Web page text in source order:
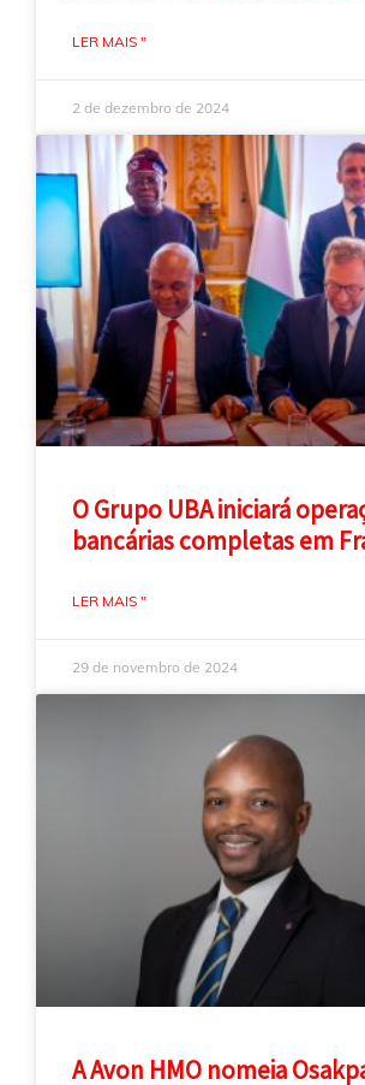
LER MAIS "
2 de dezembro de 2024
O Grupo UBA iniciará
bancárias completas em
LER MAIS "
29 de novembro de 2024
A Avon HMO nomeia